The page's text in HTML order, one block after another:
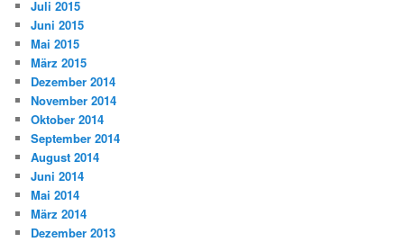
Juli 2015
Juni 2015
Mai 2015
März 2015
Dezember 2014
November 2014
Oktober 2014
September 2014
August 2014
Juni 2014
Mai 2014
März 2014
Dezember 2013